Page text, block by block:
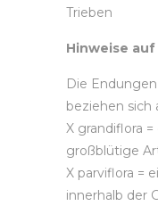
Trieben
Hinweise
Die Endungen
beziehen sich
X grandiflora
großblütige
X parviflora =
innerhalb der